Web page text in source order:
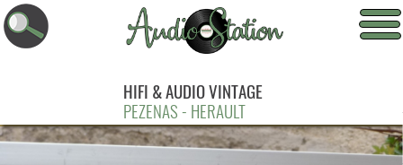
HIFI & AUDIO VINTAGE
PEZENAS - HERAULT